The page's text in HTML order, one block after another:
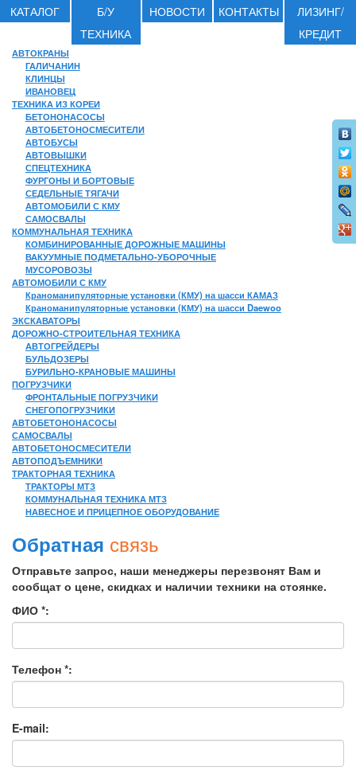
КАТАЛОГ
Б/У
ТЕХНИКА
НОВОСТИ КОНТАКТЫ
ЛИЗИНГ/
КРЕДИТ
АВТОКРАНЫ
ГАЛИЧАНИН
КЛИНЦЫ
ИВАНОВЕЦ
ТЕХНИКА ИЗ КОРЕИ
БЕТОНОНАСОСЫ
АВТОБЕТОНОСМЕСИТЕЛИ
АВТОБУСЫ
АВТОВЫШКИ
СПЕЦТЕХНИКА
ФУРГОНЫ И БОРТОВЫЕ
СЕДЕЛЬНЫЕ ТЯГАЧИ
АВТОМОБИЛИ С КМУ
САМОСВАЛЫ
КОММУНАЛЬНАЯ ТЕХНИКА
КОМБИНИРОВАННЫЕ ДОРОЖНЫЕ МАШИНЫ
ВАКУУМНЫЕ ПОДМЕТАЛЬНО-УБОРОЧНЫЕ
МУСОРОВОЗЫ
АВТОМОБИЛИ С КМУ
Краноманипуляторные установки (КМУ) на шасси КАМАЗ
Краноманипуляторные установки (КМУ) на шасси Daewoo
ЭКСКАВАТОРЫ
ДОРОЖНО-СТРОИТЕЛЬНАЯ ТЕХНИКА
АВТОГРЕЙДЕРЫ
БУЛЬДОЗЕРЫ
БУРИЛЬНО-КРАНОВЫЕ МАШИНЫ
ПОГРУЗЧИКИ
ФРОНТАЛЬНЫЕ ПОГРУЗЧИКИ
СНЕГОПОГРУЗЧИКИ
АВТОБЕТОНОНАСОСЫ
САМОСВАЛЫ
АВТОБЕТОНОСМЕСИТЕЛИ
АВТОПОДЪЕМНИКИ
ТРАКТОРНАЯ ТЕХНИКА
ТРАКТОРЫ МТЗ
КОММУНАЛЬНАЯ ТЕХНИКА МТЗ
НАВЕСНОЕ И ПРИЦЕПНОЕ ОБОРУДОВАНИЕ
Обратная связь
Отправьте запрос, наши менеджеры перезвонят Вам и
сообщат о цене, скидках и наличии техники на стоянке.
ФИО *:
Телефон *:
E-mail: